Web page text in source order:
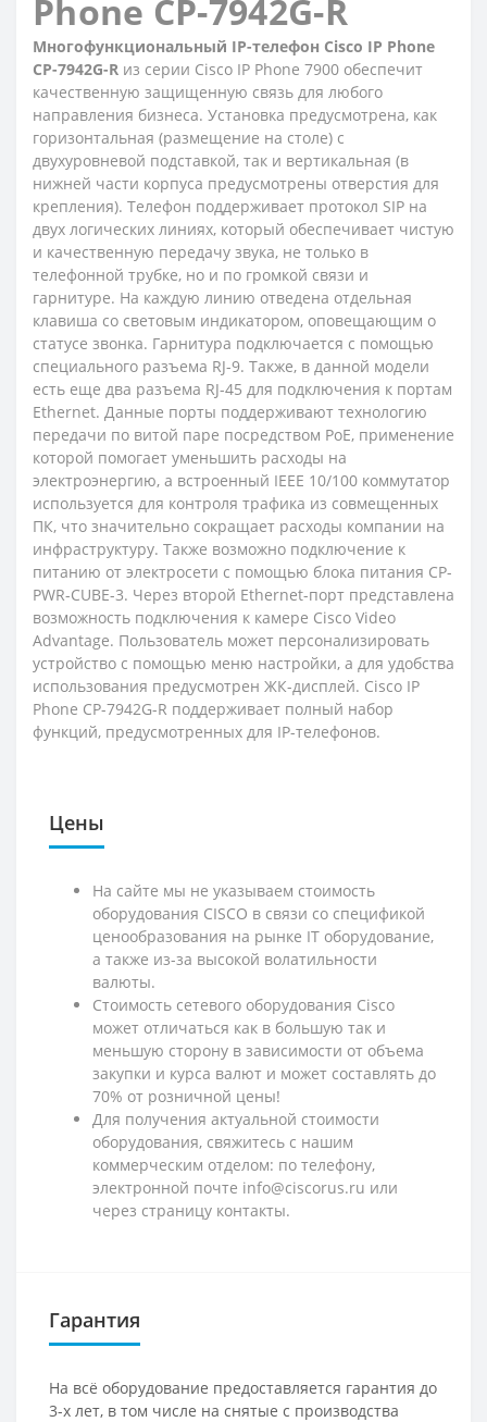
Phone CP-7942G-R
Многофункциональный IP-телефон Cisco IP Phone
CP-7942G-R из серии Cisco IP Phone 7900 обеспечит
качественную защищенную связь для любого
направления бизнеса. Установка предусмотрена, как
горизонтальная (размещение на столе) с
двухуровневой подставкой, так и вертикальная (в
нижней части корпуса предусмотрены отверстия для
крепления). Телефон поддерживает протокол SIP на
двух логических линиях, который обеспечивает чистую
и качественную передачу звука, не только в
телефонной трубке, но и по громкой связи и
гарнитуре. На каждую линию отведена отдельная
клавиша со световым индикатором, оповещающим о
статусе звонка. Гарнитура подключается с помощью
специального разъема RJ-9. Также, в данной модели
есть еще два разъема RJ-45 для подключения к портам
Ethernet. Данные порты поддерживают технологию
передачи по витой паре посредством PoE, применение
которой помогает уменьшить расходы на
электроэнергию, а встроенный IEEE 10/100 коммутатор
используется для контроля трафика из совмещенных
ПК, что значительно сокращает расходы компании на
инфраструктуру. Также возможно подключение к
питанию от электросети с помощью блока питания CP-
PWR-CUBE-3. Через второй Ethernet-порт представлена
возможность подключения к камере Cisco Video
Advantage. Пользователь может персонализировать
устройство с помощью меню настройки, а для удобства
использования предусмотрен ЖК-дисплей. Cisco IP
Phone CP-7942G-R поддерживает полный набор
функций, предусмотренных для IP-телефонов.
Цены
На сайте мы не указываем стоимость
оборудования CISCO в связи со спецификой
ценообразования на рынке IT оборудование,
а также из-за высокой волатильности
валюты.
Стоимость сетевого оборудования Cisco
может отличаться как в большую так и
меньшую сторону в зависимости от объема
закупки и курса валют и может составлять до
70% от розничной цены!
Для получения актуальной стоимости
оборудования, свяжитесь с нашим
коммерческим отделом: по телефону,
электронной почте info@ciscorus.ru или
через страницу контакты.
Гарантия
На всё оборудование предоставляется гарантия до
3-х лет, в том числе на снятые с производства